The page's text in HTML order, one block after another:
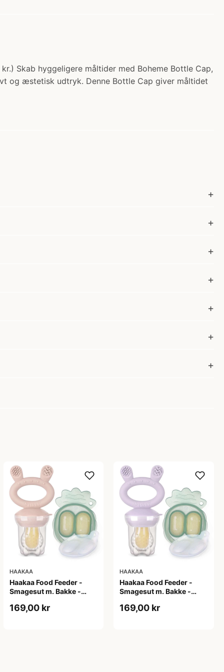
Skab hyggeligere måltider med Boheme Bottle Cap,
og æstetisk udtryk. Denne Bottle Cap giver måltidet
HAAKAA
Haakaa Food Feeder -
Smagesut m. Bakke -
169,00 kr
HAAKAA
Haakaa Food Feeder -
Smagesut m. Bakke -
169,00 kr